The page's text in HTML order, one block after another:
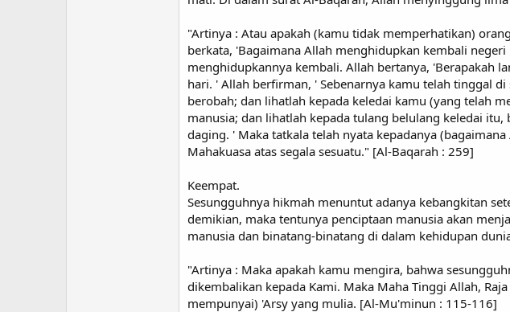
"Artinya : Atau apakah (kamu tidak memperhatikan)
berkata, 'Bagaimana Allah menghidupkan kembali
menghidupkannya kembali. Allah bertanya, 'Berapakah
hari. ' Allah berfirman, ' Sebenarnya kamu telah tinggal
berobah; dan lihatlah kepada keledai kamu (yang telah
manusia; dan lihatlah kepada tulang belulang keledai
daging. ' Maka tatkala telah nyata kepadanya
Mahakuasa atas segala sesuatu." [Al-Baqarah : 259]
Keempat.
Sesungguhnya hikmah menuntut adanya kebangkitan
demikian, maka tentunya penciptaan manusia akan
manusia dan binatang-binatang di dalam kehidupan
"Artinya : Maka apakah kamu mengira, bahwa
dikembalikan kepada Kami. Maka Maha Tinggi Allah,
mempunyai) 'Arsy yang mulia. [Al-Mu'minun : 115-116]